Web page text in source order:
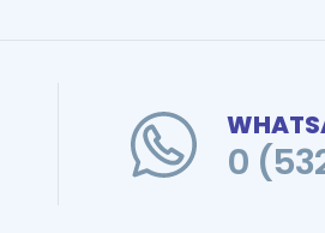
0